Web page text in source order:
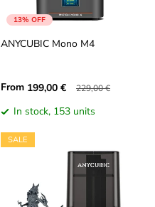
13% OFF
ANYCUBIC Mono M4
From 199,00 € 229,00 €
In stock, 153 units
SALE